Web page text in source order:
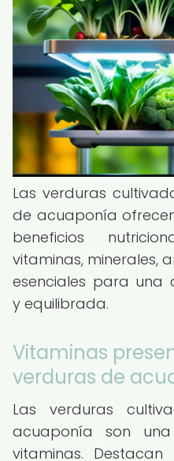
Las verduras
de acuaponía
beneficios
vitaminas, minerales,
esenciales para una
y equilibrada.
Vitaminas
verduras de
Las verduras
acuaponía son
vitaminas.